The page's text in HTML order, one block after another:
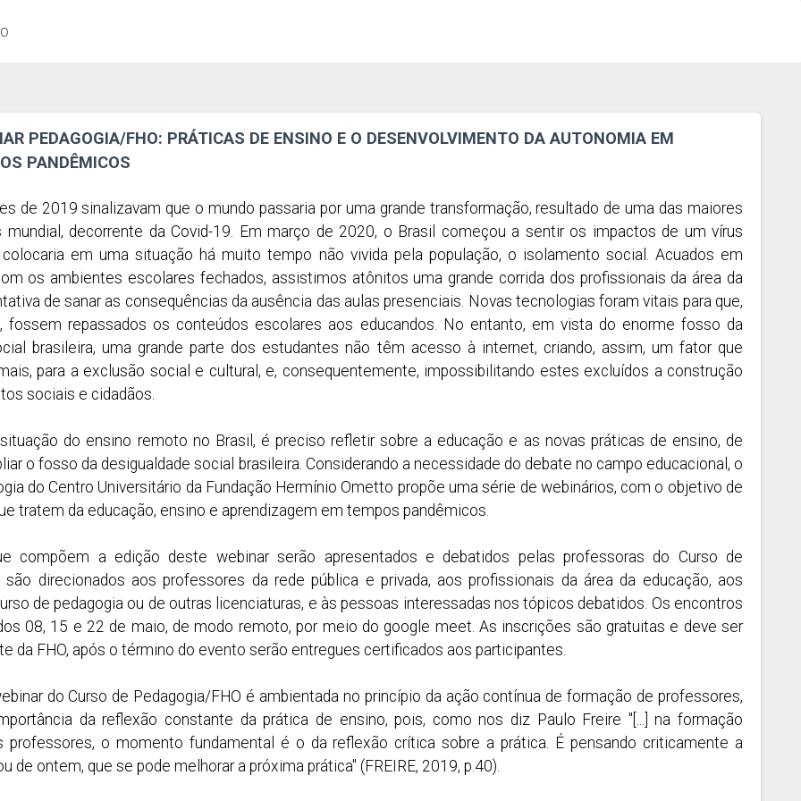
PEDAGOGIA/FHO: PRÁTICAS DE ENSINO E O DESENVOLVIMENTO DA AUTONOMIA EM
PANDÊMICOS
de 2019 sinalizavam que o mundo passaria por uma grande transformação, resultado de uma das maiores
mundial, decorrente da Covid-19. Em março de 2020, o Brasil começou a sentir os impactos de um vírus
em uma situação há muito tempo não vivida pela população, o isolamento social. Acuados em
os ambientes escolares fechados, assistimos atônitos uma grande corrida dos profissionais da área da
de sanar as consequências da ausência das aulas presenciais. Novas tecnologias foram vitais para que,
fossem repassados os conteúdos escolares aos educandos. No entanto, em vista do enorme fosso da
brasileira, uma grande parte dos estudantes não têm acesso à internet, criando, assim, um fator que
para a exclusão social e cultural, e, consequentemente, impossibilitando estes excluídos a construção
sociais e cidadãos.
do ensino remoto no Brasil, é preciso refletir sobre a educação e as novas práticas de ensino, de
o fosso da desigualdade social brasileira. Considerando a necessidade do debate no campo educacional, o
do Centro Universitário da Fundação Hermínio Ometto propõe uma série de webinários, com o objetivo de
tratem da educação, ensino e aprendizagem em tempos pandêmicos.
compõem a edição deste webinar serão apresentados e debatidos pelas professoras do Curso de
são direcionados aos professores da rede pública e privada, aos profissionais da área da educação, aos
de pedagogia ou de outras licenciaturas, e às pessoas interessadas nos tópicos debatidos. Os encontros
08, 15 e 22 de maio, de modo remoto, por meio do google meet. As inscrições são gratuitas e deve ser
da FHO, após o término do evento serão entregues certificados aos participantes.
do Curso de Pedagogia/FHO é ambientada no princípio da ação contínua de formação de professores,
da reflexão constante da prática de ensino, pois, como nos diz Paulo Freire "[...] na formação
professores, o momento fundamental é o da reflexão crítica sobre a prática. É pensando criticamente a
de ontem, que se pode melhorar a próxima prática" (FREIRE, 2019, p.40).